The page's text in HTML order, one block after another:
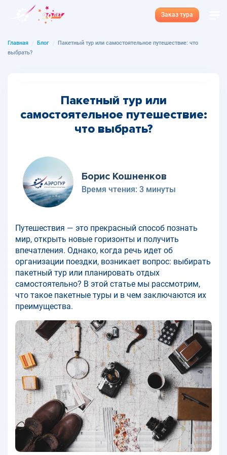
Заказ тура
Главная Блог
Пакетный тур или самостоятельное путешествие: что
выбрать?
Пакетный тур или
самостоятельное путешествие:
что выбрать?
Борис Кошненков
Время чтения: 3 минуты
Путешествия — это прекрасный способ познать
мир, открыть новые горизонты и получить
впечатления. Однако, когда речь идет об
организации поездки, возникает вопрос: выбирать
пакетный тур или планировать отдых
самостоятельно? В этой статье мы рассмотрим,
что такое пакетные туры и в чем заключаются их
преимущества.